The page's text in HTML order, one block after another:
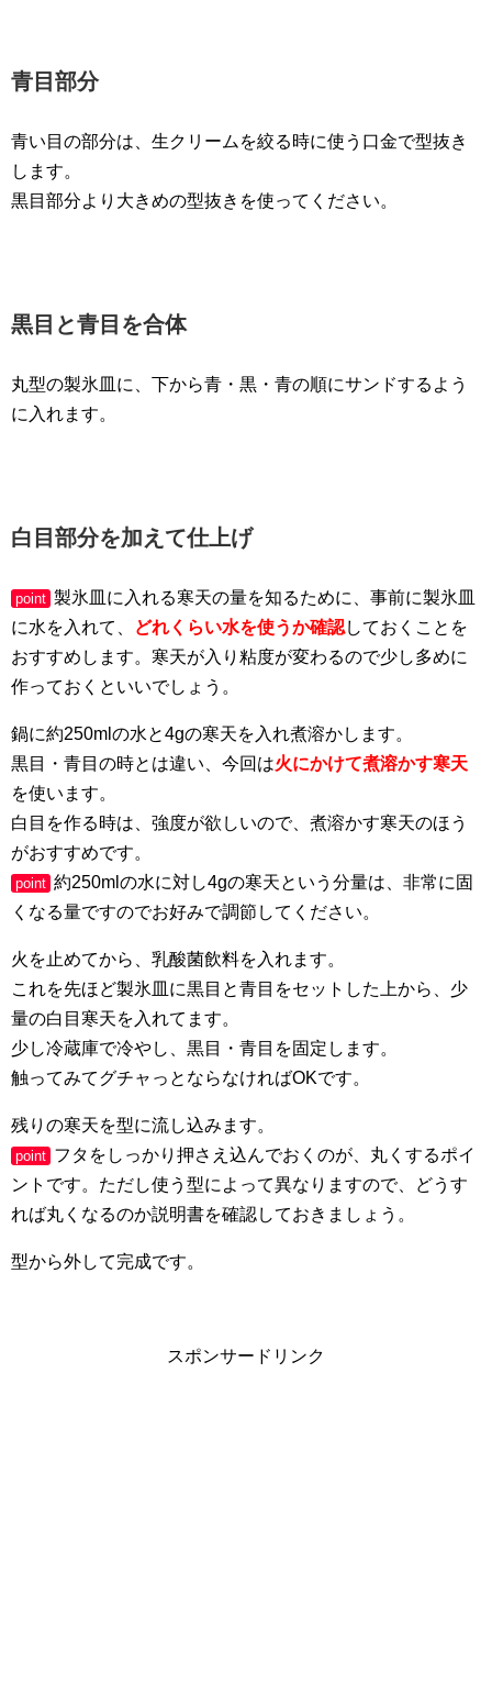
青目部分
青い目の部分は、生クリームを絞る時に使う口金で型抜き
します。
黒目部分より大きめの型抜きを使ってください。
黒目と青目を合体
丸型の製氷皿に、下から青・黒・青の順にサンドするよう
に入れます。
白目部分を加えて仕上げ
point 製氷皿に入れる寒天の量を知るために、事前に製氷皿
に水を入れて、
どれくらい水を使うか確認しておくことを
おすすめします。寒天が入り粘度が変わるので少し多めに
作っておくといいでしょう。
鍋に約250mlの水と4gの寒天を入れ煮溶かします。
黒目・青目の時とは違い、今回は火にかけて煮溶かす寒天
を使います。
白目を作る時は、強度が欲しいので、煮溶かす寒天のほう
がおすすめです。
point 約250mlの水に対し4gの寒天という分量は、非常に固
くなる量ですのでお好みで調節してください。
火を止めてから、乳酸菌飲料を入れます。
これを先ほど製氷皿に黒目と青目をセットした上から、少
量の白目寒天を入れてます。
少し冷蔵庫で冷やし、黒目・青目を固定します。
触ってみてグチャっとならなければOKです。
残りの寒天を型に流し込みます。
point フタをしっかり押さえ込んでおくのが、丸くするポイ
ントです。ただし使う型によって異なりますので、どうす
れば丸くなるのか説明書を確認しておきましょう。
型から外して完成です。
スポンサードリンク